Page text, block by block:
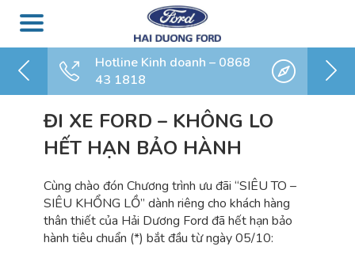
Hotline Kinh doanh – 0868
43 1818
ĐI XE FORD – KHÔNG LO
HẾT HẠN BẢO HÀNH
Cùng chào đón Chương trình ưu đãi “SIÊU TO –
SIÊU KHỔNG LỒ” dành riêng cho khách hàng
thân thiết của Hải Dương Ford đã hết hạn bảo
hành tiêu chuẩn (*) bắt đầu từ ngày 05/10: